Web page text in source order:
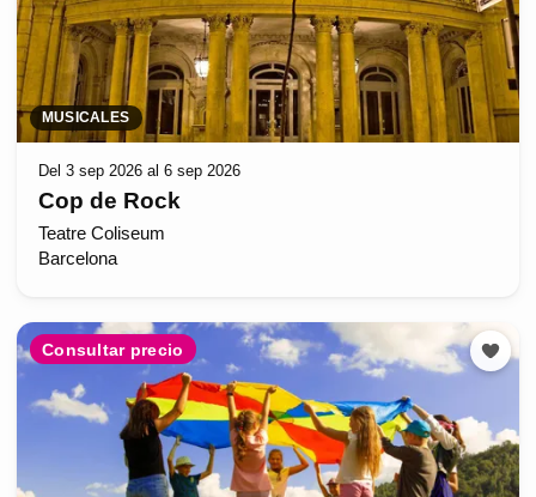
MUSICALES
Del 3 sep 2026 al 6 sep 2026
Cop de Rock
Teatre Coliseum
Barcelona
Consultar precio